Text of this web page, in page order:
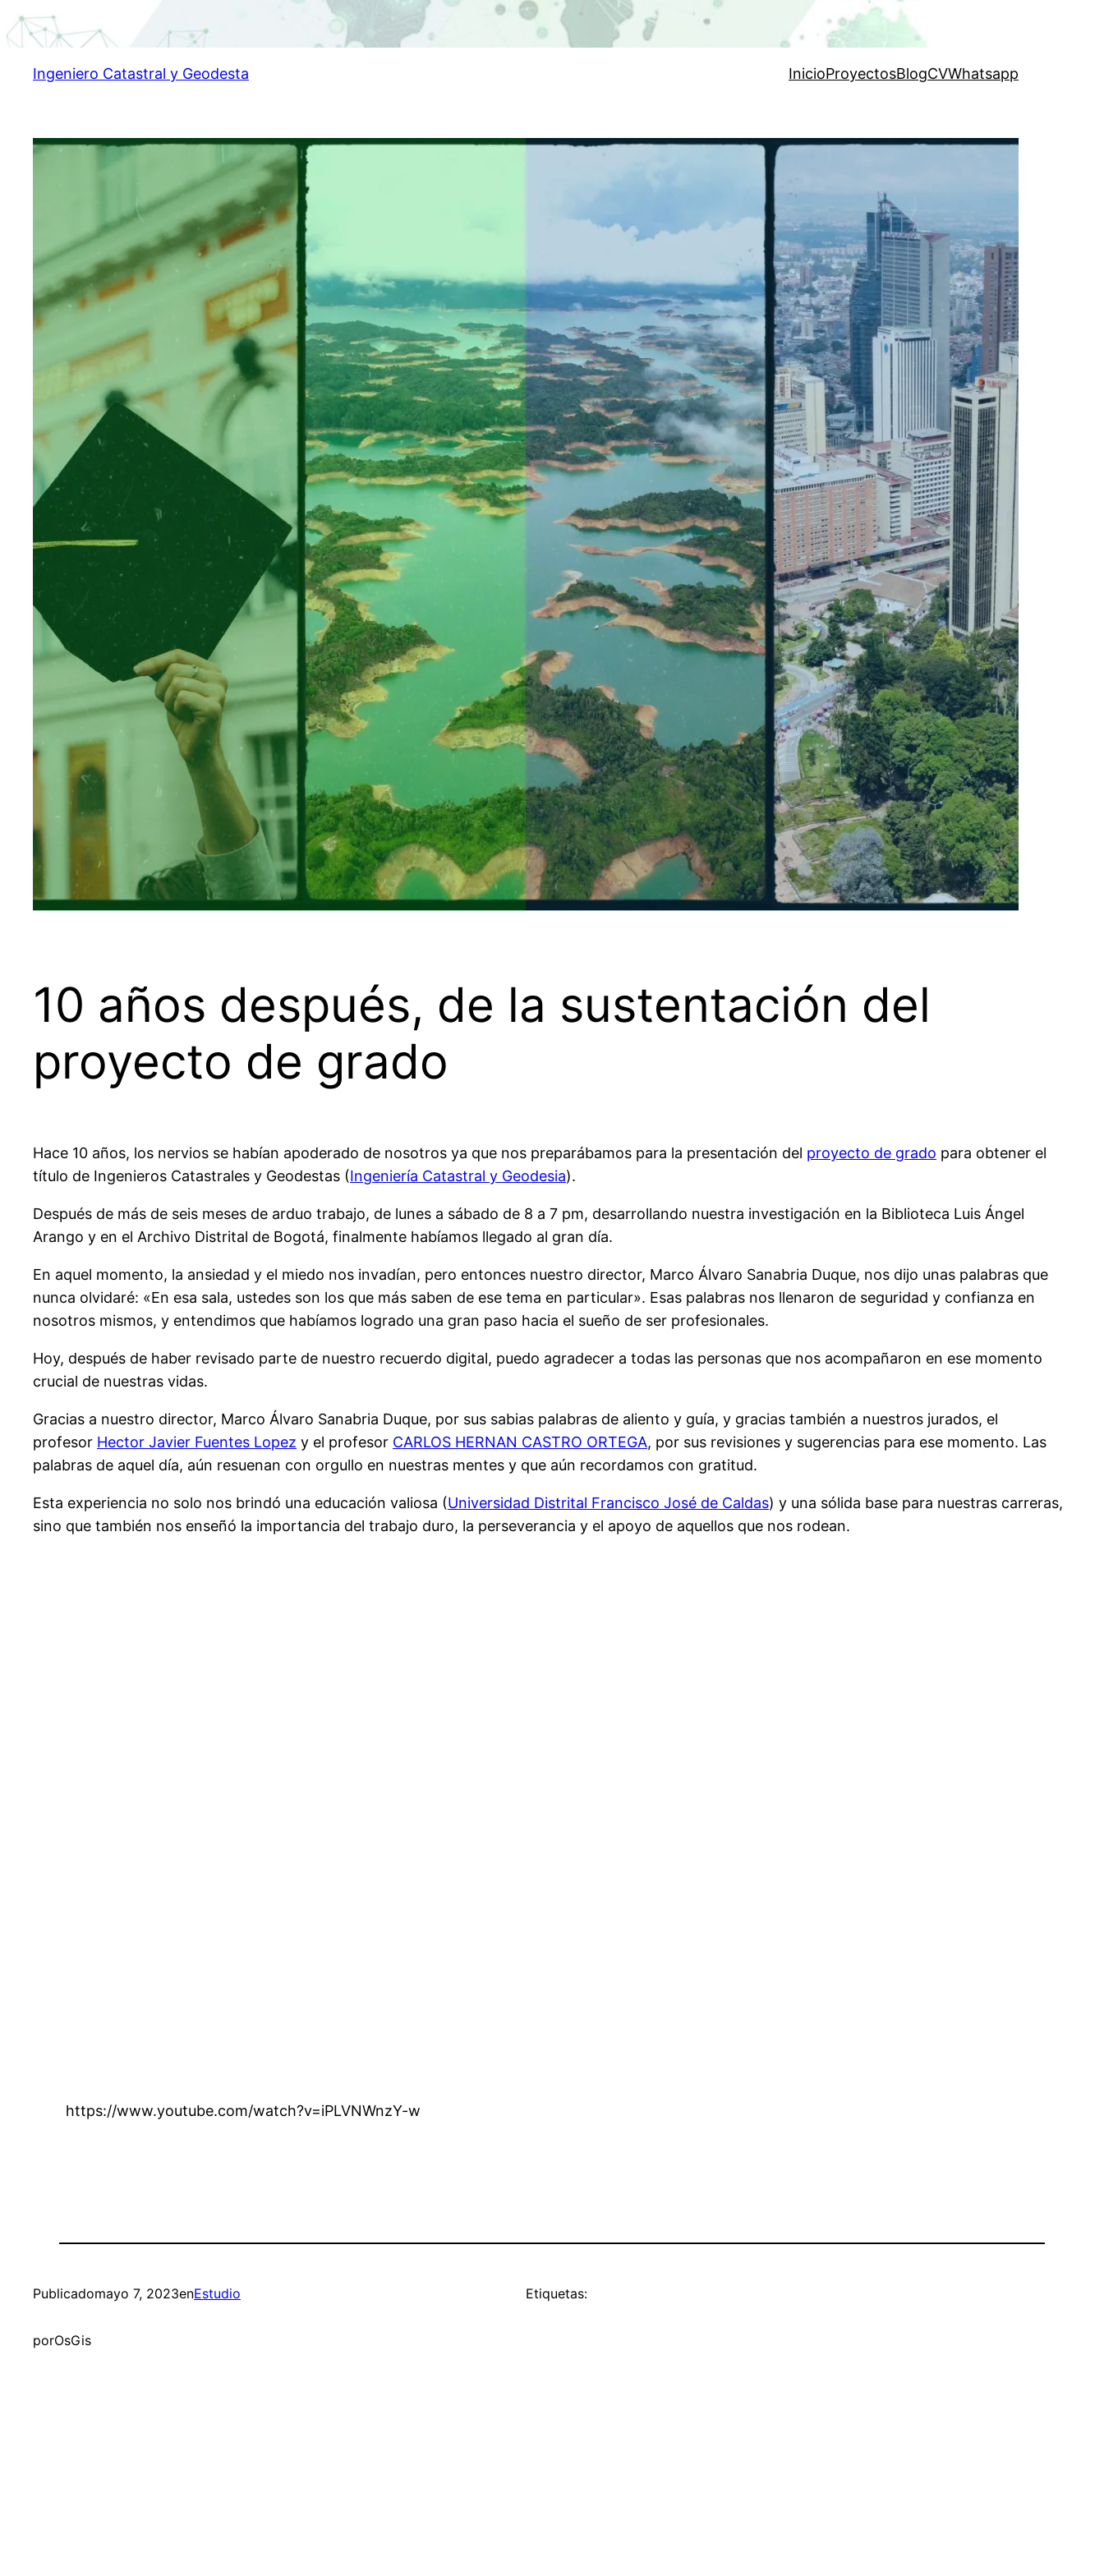
Ingeniero Catastral y Geodesta InicioProyectosBlogCVWhatsapp
10 años después, de la sustentación del
proyecto de grado
Hace 10 años, los nervios se habían apoderado de nosotros ya que nos preparábamos para la presentación del proyecto de grado para obtener el
título de Ingenieros Catastrales y Geodestas (Ingeniería Catastral y Geodesia).
Después de más de seis meses de arduo trabajo, de lunes a sábado de 8 a 7 pm, desarrollando nuestra investigación en la Biblioteca Luis Ángel
Arango y en el Archivo Distrital de Bogotá, finalmente habíamos llegado al gran día.
En aquel momento, la ansiedad y el miedo nos invadían, pero entonces nuestro director, Marco Álvaro Sanabria Duque, nos dijo unas palabras que
nunca olvidaré: «En esa sala, ustedes son los que más saben de ese tema en particular». Esas palabras nos llenaron de seguridad y confianza en
nosotros mismos, y entendimos que habíamos logrado una gran paso hacia el sueño de ser profesionales.
Hoy, después de haber revisado parte de nuestro recuerdo digital, puedo agradecer a todas las personas que nos acompañaron en ese momento
crucial de nuestras vidas.
Gracias a nuestro director, Marco Álvaro Sanabria Duque, por sus sabias palabras de aliento y guía, y gracias también a nuestros jurados, el
profesor Hector Javier Fuentes Lopez y el profesor CARLOS HERNAN CASTRO ORTEGA, por sus revisiones y sugerencias para ese momento. Las
palabras de aquel día, aún resuenan con orgullo en nuestras mentes y que aún recordamos con gratitud.
Esta experiencia no solo nos brindó una educación valiosa (Universidad Distrital Francisco José de Caldas) y una sólida base para nuestras carreras,
sino que también nos enseñó la importancia del trabajo duro, la perseverancia y el apoyo de aquellos que nos rodean.
https://www.youtube.com/watch?v=iPLVNWnzY-w
Publicadomayo 7, 2023enEstudio
porOsGis
Etiquetas: